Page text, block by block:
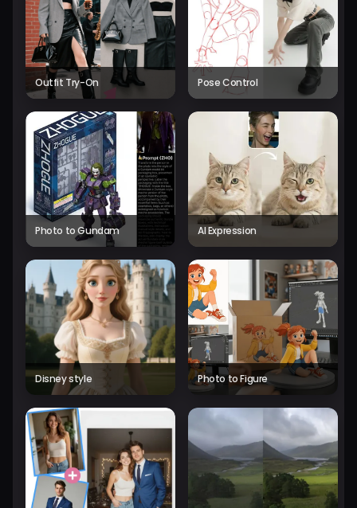
Outfit Try-On Pose Control
Photo to Gundam AI Expression
Disney style Photo to Figure